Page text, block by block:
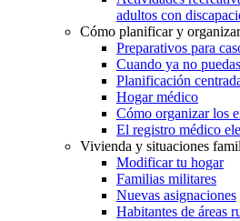
adultos con
Cómo planificar y
Preparativos para
Cuando ya no
Planificación
Hogar médico
Cómo organizar los
El registro médico
Vivienda y situaciones
Modificar tu hogar
Familias militares
Nuevas asignaciones
Habitantes de áreas